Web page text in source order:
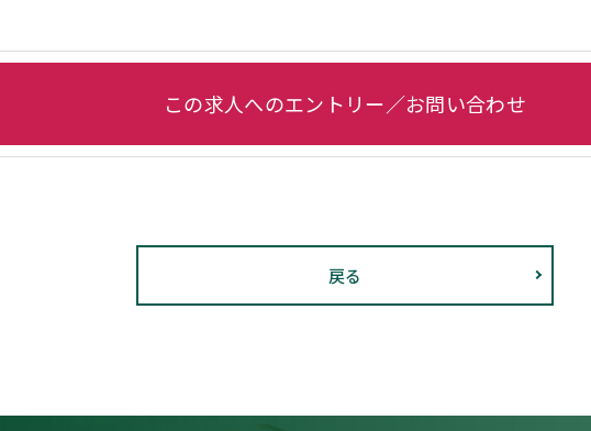
この求人へのエントリー／お問い合わせ
戻る